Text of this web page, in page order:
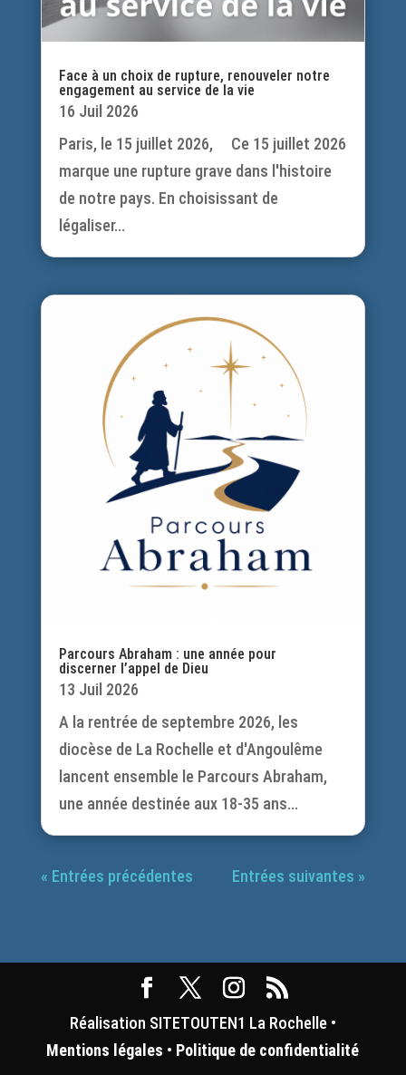
Face à un choix de rupture, renouveler notre
engagement au service de la vie
16 Juil 2026
Paris, le 15 juillet 2026, Ce 15 juillet 2026
marque une rupture grave dans l'histoire
de notre pays. En choisissant de
légaliser...
Parcours Abraham : une année pour
discerner l’appel de Dieu
13 Juil 2026
A la rentrée de septembre 2026, les
diocèse de La Rochelle et d'Angoulême
lancent ensemble le Parcours Abraham,
une année destinée aux 18-35 ans...
« Entrées précédentes Entrées suivantes »
Réalisation SITETOUTEN1 La Rochelle •
Mentions légales • Politique de confidentialité